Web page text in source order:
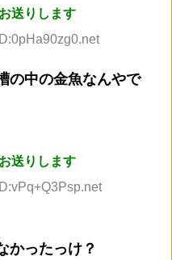
送りします
の中の金魚なんやで
送りします
かったっけ？